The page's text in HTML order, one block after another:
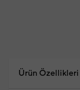
Ürün Özellikleri